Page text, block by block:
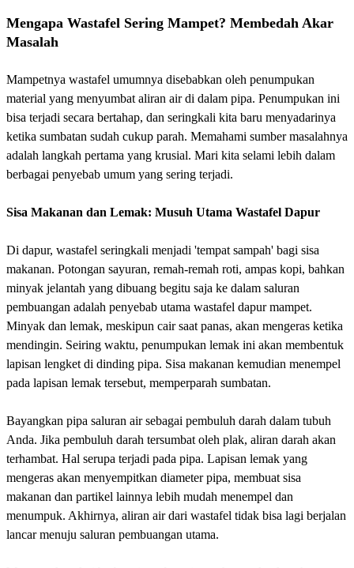
Mengapa Wastafel Sering Mampet? Membedah Akar
Masalah
Mampetnya wastafel umumnya disebabkan oleh penumpukan
material yang menyumbat aliran air di dalam pipa. Penumpukan ini
bisa terjadi secara bertahap, dan seringkali kita baru menyadarinya
ketika sumbatan sudah cukup parah. Memahami sumber masalahnya
adalah langkah pertama yang krusial. Mari kita selami lebih dalam
berbagai penyebab umum yang sering terjadi.
Sisa Makanan dan Lemak: Musuh Utama Wastafel Dapur
Di dapur, wastafel seringkali menjadi 'tempat sampah' bagi sisa
makanan. Potongan sayuran, remah-remah roti, ampas kopi, bahkan
minyak jelantah yang dibuang begitu saja ke dalam saluran
pembuangan adalah penyebab utama wastafel dapur mampet.
Minyak dan lemak, meskipun cair saat panas, akan mengeras ketika
mendingin. Seiring waktu, penumpukan lemak ini akan membentuk
lapisan lengket di dinding pipa. Sisa makanan kemudian menempel
pada lapisan lemak tersebut, memperparah sumbatan.
Bayangkan pipa saluran air sebagai pembuluh darah dalam tubuh
Anda. Jika pembuluh darah tersumbat oleh plak, aliran darah akan
terhambat. Hal serupa terjadi pada pipa. Lapisan lemak yang
mengeras akan menyempitkan diameter pipa, membuat sisa
makanan dan partikel lainnya lebih mudah menempel dan
menumpuk. Akhirnya, aliran air dari wastafel tidak bisa lagi berjalan
lancar menuju saluran pembuangan utama.